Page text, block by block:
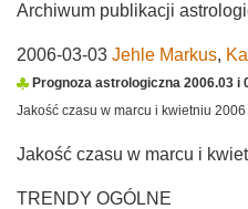
Archiwum publikacji
2006-03-03 Jehle Markus,
Prognoza astrologiczna 2006.03 i
Jakość czasu w marcu i kwietniu 2006
Jakość czasu w marcu i
TRENDY OGÓLNE